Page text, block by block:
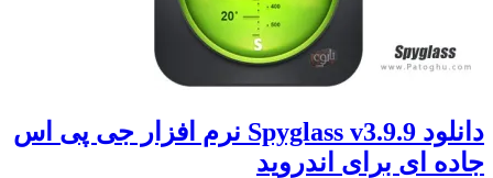
دانلود Spyglass v3.9.9 نرم افزار جی پی اس
ای برای اندروید